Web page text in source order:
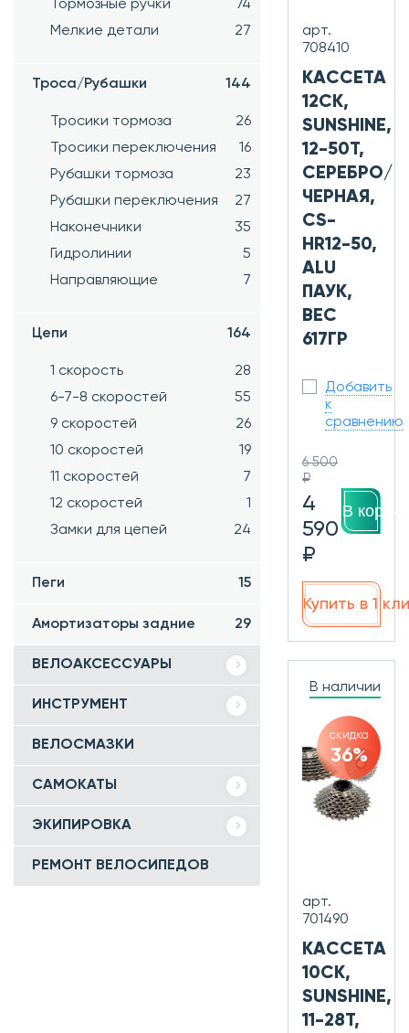
Тормозные ручки
74
Мелкие детали
27
Троса/Рубашки 144
Тросики тормоза
26
Тросики переключения
16
Рубашки тормоза
23
Рубашки переключения
27
Наконечники
35
Гидролинии
5
Направляющие
7
Цепи 164
1 скорость
28
6-7-8 скоростей
55
9 скоростей
26
10 скоростей
19
11 скоростей
7
12 скоростей
1
Замки для цепей
24
Пеги 15
Амортизаторы задние 29
ВЕЛОАКСЕССУАРЫ
ИНСТРУМЕНТ
ВЕЛОСМАЗКИ
САМОКАТЫ
ЭКИПИРОВКА
РЕМОНТ ВЕЛОСИПЕДОВ
арт.
708410
КАССЕТА
12СК,
SUNSHINE,
12-50Т,
СЕРЕБРО/
ЧЕРНАЯ,
CS-
HR12-50,
ALU
ПАУК,
ВЕС
617ГР
Добавить
к
сравнению
6 500
₽
4
590
₽
В
Купить в 1
В наличии
скидка
36%
арт.
701490
КАССЕТА
10СК,
SUNSHINE,
11-28Т,